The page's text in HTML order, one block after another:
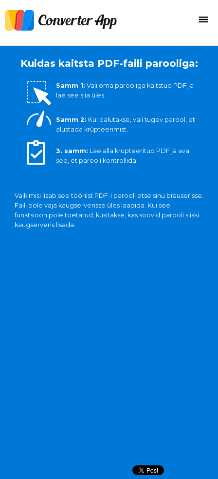
Kuidas kaitsta PDF-faili parooliga:
Samm 1: Vali oma parooliga kaitstud PDF ja
lae see siia üles.
Samm 2: Kui palutakse, vali tugev parool, et
alustada krüpteerimist.
3. samm: Lae alla krüpteeritud PDF ja ava
see, et parooli kontrollida.
Vaikimisi lisab see tööriist PDF-i parooli otse sinu brauserisse.
Faili pole vaja kaugserverisse üles laadida. Kui see
funktsioon pole toetatud, küsitakse, kas soovid parooli siiski
kaugserveris lisada.